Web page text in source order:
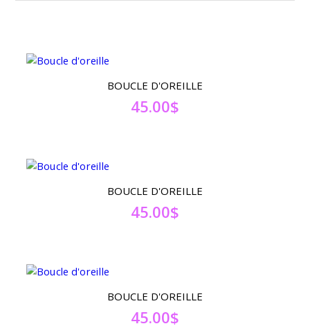
BOUCLE D'OREILLE
45.00$
BOUCLE D'OREILLE
45.00$
BOUCLE D'OREILLE
45.00$